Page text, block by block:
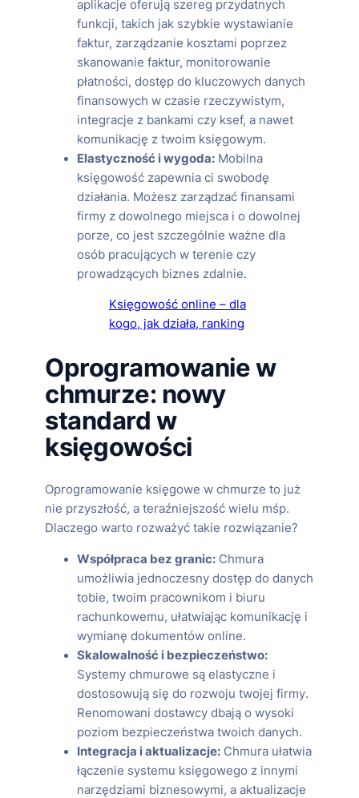
aplikacje oferują szereg przydatnych
funkcji, takich jak szybkie wystawianie
faktur, zarządzanie kosztami poprzez
skanowanie faktur, monitorowanie
płatności, dostęp do kluczowych danych
finansowych w czasie rzeczywistym,
integracje z bankami czy ksef, a nawet
komunikację z twoim księgowym.
Elastyczność i wygoda: Mobilna
księgowość zapewnia ci swobodę
działania. Możesz zarządzać finansami
firmy z dowolnego miejsca i o dowolnej
porze, co jest szczególnie ważne dla
osób pracujących w terenie czy
prowadzących biznes zdalnie.
Księgowość online – dla
kogo, jak działa, ranking
Oprogramowanie w
chmurze: nowy
standard w
księgowości
Oprogramowanie księgowe w chmurze to już
nie przyszłość, a teraźniejszość wielu mśp.
Dlaczego warto rozważyć takie rozwiązanie?
Współpraca bez granic: Chmura
umożliwia jednoczesny dostęp do danych
tobie, twoim pracownikom i biuru
rachunkowemu, ułatwiając komunikację i
wymianę dokumentów online.
Skalowalność i bezpieczeństwo:
Systemy chmurowe są elastyczne i
dostosowują się do rozwoju twojej firmy.
Renomowani dostawcy dbają o wysoki
poziom bezpieczeństwa twoich danych.
Integracja i aktualizacje: Chmura ułatwia
łączenie systemu księgowego z innymi
narzędziami biznesowymi, a aktualizacje